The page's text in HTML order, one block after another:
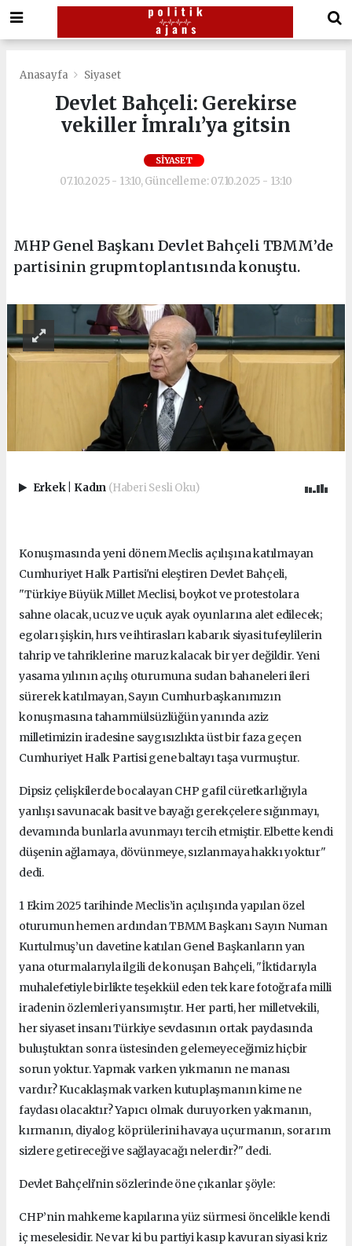
Anasayfa Siyaset
Devlet Bahçeli: Gerekirse
vekiller İmralı’ya gitsin
SIYASET
07.10.2025 - 13:10, Güncelleme: 07.10.2025 - 13:10
MHP Genel Başkanı Devlet Bahçeli TBMM’de
partisinin grupmtoplantısında konuştu.
Erkek Kadın (Haberi Sesli Oku)
Konuşmasında yeni dönem Meclis açılışına katılmayan
Cumhuriyet Halk Partisi'ni eleştiren Devlet Bahçeli,
"Türkiye Büyük Millet Meclisi, boykot ve protestolara
sahne olacak, ucuz ve uçuk ayak oyunlarına alet edilecek;
egoları şişkin, hırs ve ihtirasları kabarık siyasi tufeylilerin
tahrip ve tahriklerine maruz kalacak bir yer değildir. Yeni
yasama yılının açılış oturumuna sudan bahaneleri ileri
sürerek katılmayan, Sayın Cumhurbaşkanımızın
konuşmasına tahammülsüzlüğün yanında aziz
milletimizin iradesine saygısızlıkta üst bir faza geçen
Cumhuriyet Halk Partisi gene baltayı taşa vurmuştur.
Dipsiz çelişkilerde bocalayan CHP gafil cüretkarlığıyla
yanlışı savunacak basit ve bayağı gerekçelere sığınmayı,
devamında bunlarla avunmayı tercih etmiştir.Elbette kendi
düşenin ağlamaya, dövünmeye, sızlanmaya hakkı yoktur"
dedi.
1 Ekim 2025 tarihinde Meclis’in açılışında yapılan özel
oturumun hemen ardından TBMM Başkanı Sayın Numan
Kurtulmuş’un davetine katılan Genel Başkanların yan
yana oturmalarıyla ilgili de konuşan Bahçeli, "İktidarıyla
muhalefetiyle birlikte teşekkül eden tek kare fotoğrafa milli
iradenin özlemleri yansımıştır. Her parti, her milletvekili,
her siyaset insanı Türkiye sevdasının ortak paydasında
buluştuktan sonra üstesinden gelemeyeceğimiz hiçbir
sorun yoktur.Yapmak varken yıkmanın ne manası
vardır?Kucaklaşmak varken kutuplaşmanın kime ne
faydası olacaktır?Yapıcı olmak duruyorken yakmanın,
kırmanın, diyalog köprülerini havaya uçurmanın, sorarım
sizlere getireceği ve sağlayacağı nelerdir?" dedi.
Devlet Bahçeli'nin sözlerinde öne çıkanlar şöyle:
CHP’nin mahkeme kapılarına yüz sürmesi öncelikle kendi
iç meselesidir. Ne var ki bu partiyi kasıp kavuran siyasi kriz